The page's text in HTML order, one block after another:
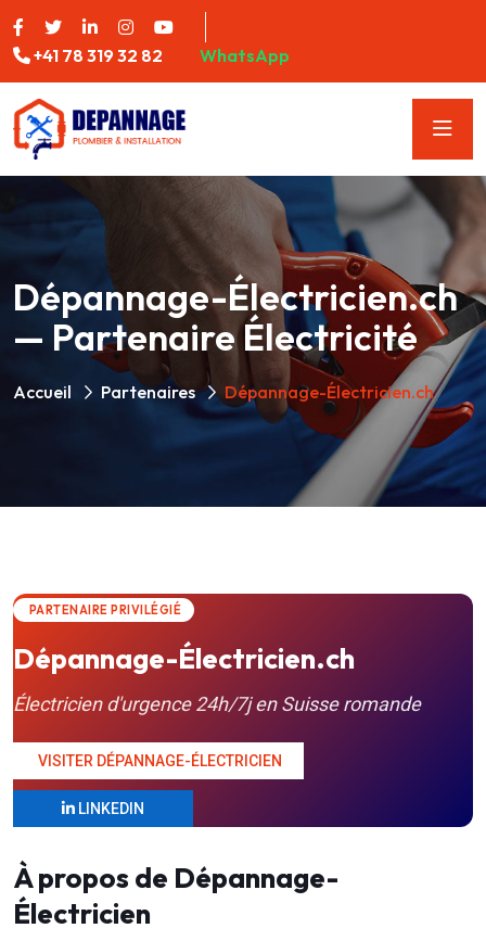
+41 78 319 32 82 WhatsApp
Dépannage-Électricien.ch
— Partenaire Électricité
Accueil Partenaires Dépannage-Électricien.ch
PARTENAIRE PRIVILÉGIÉ
Dépannage-Électricien.ch
Électricien d'urgence 24h/7j en Suisse romande
VISITER DÉPANNAGE-ÉLECTRICIEN
LINKEDIN
À propos de Dépannage-
Électricien